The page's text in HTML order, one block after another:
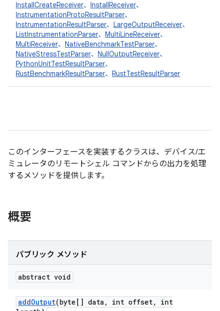
InstallCreateReceiver、 InstallReceiver、
InstrumentationProtoResultParser、
InstrumentationResultParser、 LargeOutputReceiver、
ListInstrumentationParser、 MultiLineReceiver、
MultiReceiver、 NativeBenchmarkTestParser、
NativeStressTestParser、 NullOutputReceiver、
PythonUnitTestResultParser、
RustBenchmarkResultParser、 RustTestResultParser
このインターフェースを実装するクラスは、デバイス/エ
ミュレータのリモートシェル コマンドからの出力を処理
するメソッドを提供します。
概要
パブリック メソッド
abstract void
addOutput(byte[] data , int offset,
int